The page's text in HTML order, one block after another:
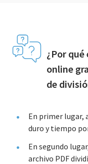
¿Por
online
de
En primer lugar,
duro y tiempo
En segundo
archivo PDF